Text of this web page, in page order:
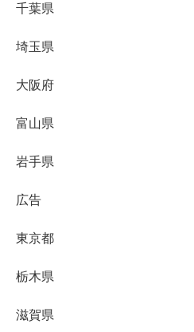
千葉県
埼玉県
大阪府
富山県
岩手県
広告
東京都
栃木県
滋賀県